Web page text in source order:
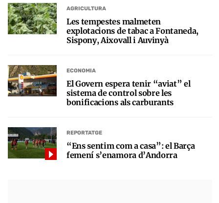
AGRICULTURA
Les tempestes malmeten
explotacions de tabac a Fontaneda,
Sispony, Aixovall i Auvinyà
ECONOMIA
El Govern espera tenir “aviat” el
sistema de control sobre les
bonificacions als carburants
REPORTATGE
“Ens sentim com a casa”: el Barça
femení s’enamora d’Andorra